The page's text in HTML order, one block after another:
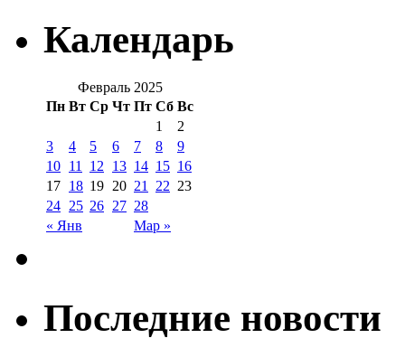
Календарь
Февраль 2025
Пн Вт Ср Чт Пт Сб Вс
« Янв Мар »
1
2
3
4 5 6 7 8
9
10 11 12 13 14 15 16
17 18 19 20 21 22 23
24 25 26 27 28
Последние новости